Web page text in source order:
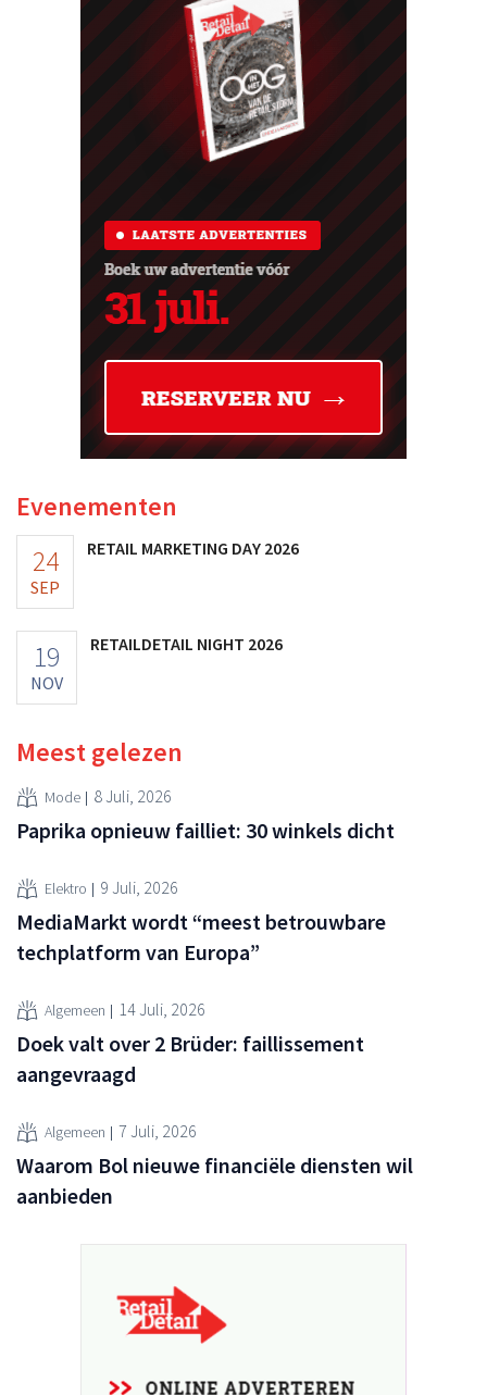
Evenementen
24
SEP
RETAIL MARKETING DAY 2026
19
NOV
RETAILDETAIL NIGHT 2026
Meest gelezen
Mode 8 Juli, 2026
Paprika opnieuw failliet: 30 winkels dicht
Elektro 9 Juli, 2026
MediaMarkt wordt “meest betrouwbare
techplatform van Europa”
Algemeen 14 Juli, 2026
Doek valt over 2 Brüder: faillissement
aangevraagd
Algemeen 7 Juli, 2026
Waarom Bol nieuwe financiële diensten wil
aanbieden